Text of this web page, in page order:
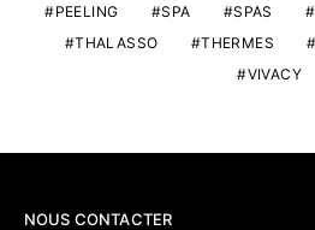
PEELING
SPA SPAS
THALASSO
THERMES
VIVACY
NOUS CONTACTER